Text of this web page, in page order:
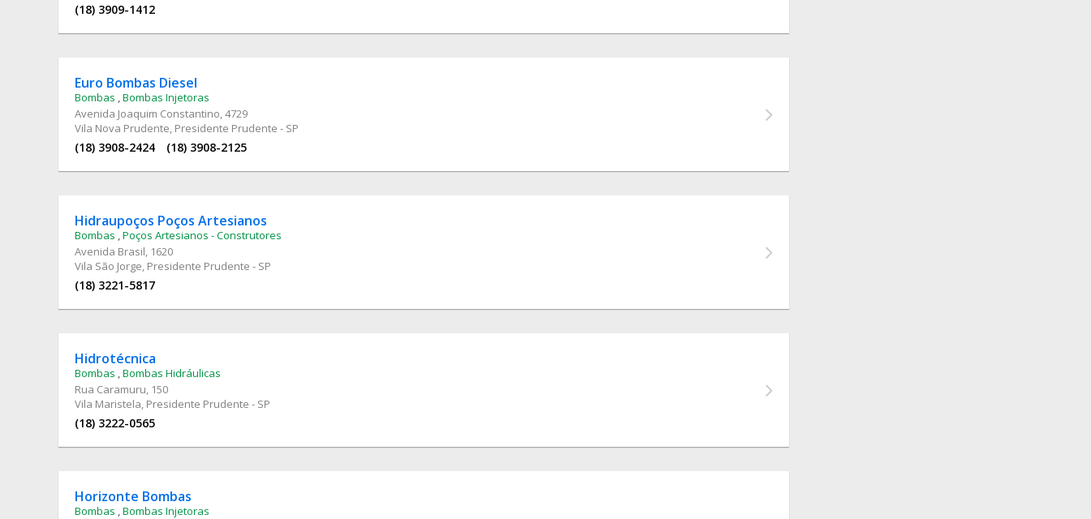
(18) 3909-1412
Euro Bombas Diesel
Bombas ,Bombas Injetoras
Avenida Joaquim Constantino, 4729
Vila Nova Prudente, Presidente Prudente - SP
(18) 3908-2424 (18) 3908-2125
Hidraupoços Poços Artesianos
Bombas ,Poços Artesianos - Construtores
Avenida Brasil, 1620
Vila São Jorge, Presidente Prudente - SP
(18) 3221-5817
Hidrotécnica
Bombas ,Bombas Hidráulicas
Rua Caramuru, 150
Vila Maristela, Presidente Prudente - SP
(18) 3222-0565
Horizonte Bombas
Bombas ,Bombas Injetoras